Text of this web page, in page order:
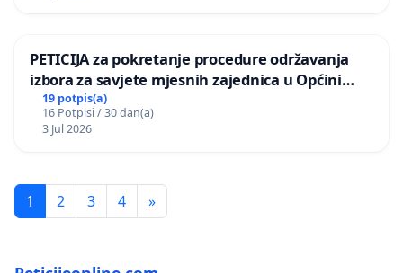
PETICIJA za pokretanje procedure održavanja
izbora za savjete mjesnih zajednica u Općini
Bugojno
19 potpis(a)
16 Potpisi / 30 dan(a)
3 Jul 2026
1 2 3 4 »